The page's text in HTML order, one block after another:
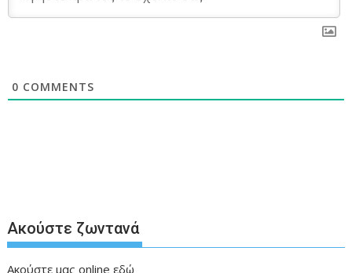
0 COMMENTS
Ακούστε ζωντανά
Ακούστε μας onlineεδώ